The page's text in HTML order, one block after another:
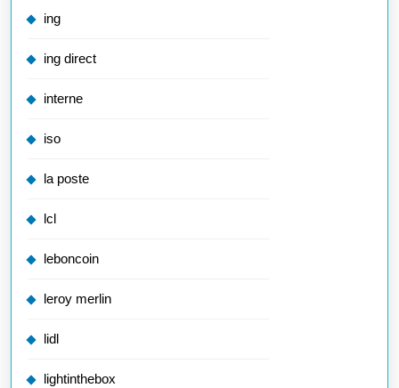
ing
ing direct
interne
iso
la poste
lcl
leboncoin
leroy merlin
lidl
lightinthebox